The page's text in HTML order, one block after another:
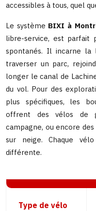
accessibles à tous, quel
Le système BIXI à
libre-service, est parfait
spontanés. Il incarne
traverser un parc,
longer le canal de
du vol. Pour des
plus spécifiques, les
offrent des vélos de
campagne, ou encore
sur neige. Chaque
différente.
Type de vélo